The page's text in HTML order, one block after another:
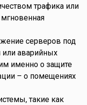
трафика или
серверов под
или аварийных
именно о защите
– о помещениях
такие как